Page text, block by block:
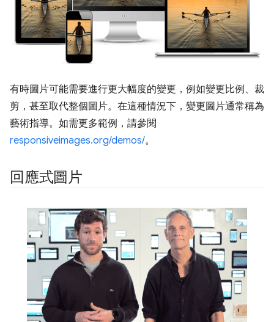
有時圖片可能需要進行更大幅度的變更，例如變更比例、裁
剪，甚至取代整個圖片。在這種情況下，變更圖片通常稱為
藝術指導。如需更多範例，請參閱
responsiveimages.org/demos/。
回應式圖片